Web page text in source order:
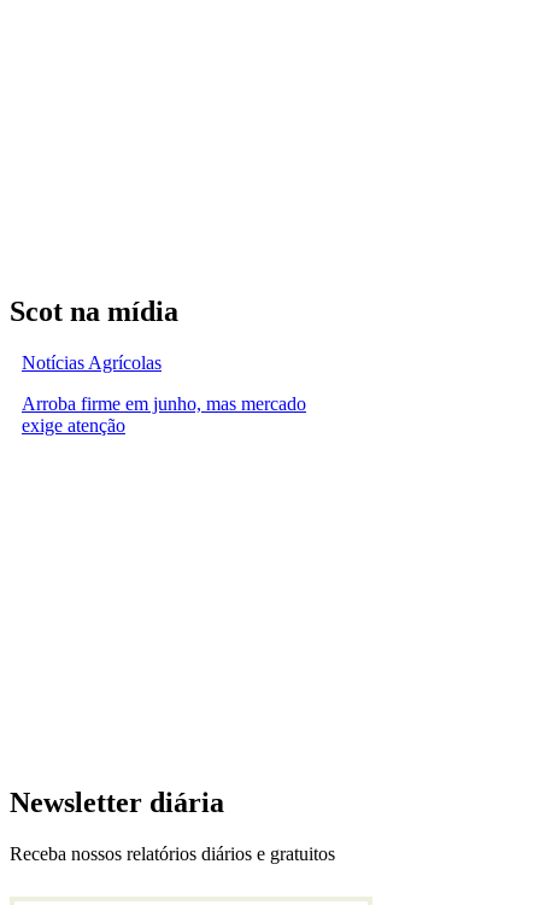
Scot na mídia
Notícias Agrícolas
Arroba firme em junho, mas mercado
exige atenção
Newsletter diária
Receba nossos relatórios diários e gratuitos